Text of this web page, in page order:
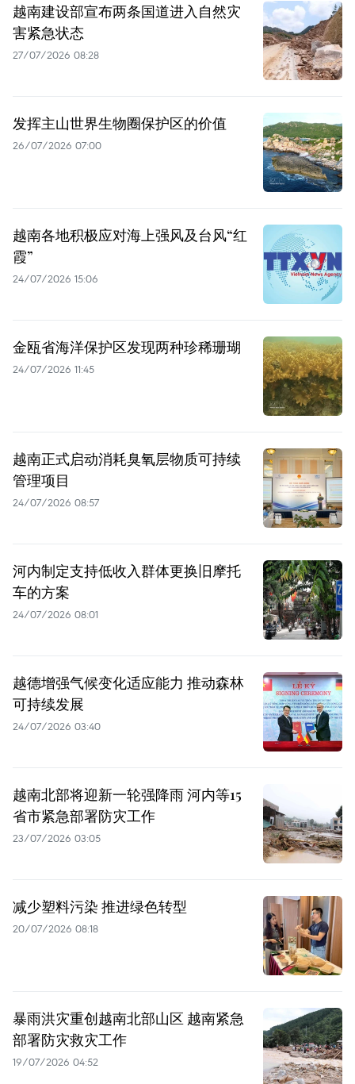
越南建设部宣布两条国道进入自然灾
害紧急状态
27/07/2026 08:28
发挥主山世界生物圈保护区的价值
26/07/2026 07:00
越南各地积极应对海上强风及台风“红
霞”
24/07/2026 15:06
金瓯省海洋保护区发现两种珍稀珊瑚
24/07/2026 11:45
越南正式启动消耗臭氧层物质可持续
管理项目
24/07/2026 08:57
河内制定支持低收入群体更换旧摩托
车的方案
24/07/2026 08:01
越德增强气候变化适应能力 推动森林
可持续发展
24/07/2026 03:40
越南北部将迎新一轮强降雨 河内等15
省市紧急部署防灾工作
23/07/2026 03:05
减少塑料污染 推进绿色转型
20/07/2026 08:18
暴雨洪灾重创越南北部山区 越南紧急
部署防灾救灾工作
19/07/2026 04:52